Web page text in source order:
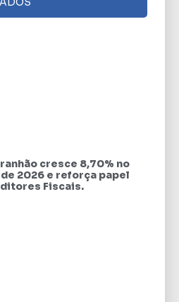
cresce 8,70% no
2026 e reforça papel
Fiscais.